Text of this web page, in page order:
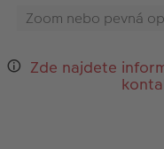
Zoom nebo pevná
Zde najdete